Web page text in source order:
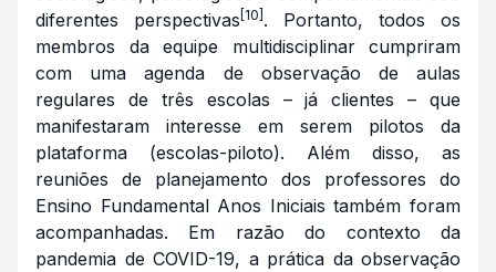
diferentes perspectivas [10] . Portanto, todos os
membros da equipe multidisciplinar cumpriram
com uma agenda de observação de aulas
regulares de três escolas – já clientes – que
manifestaram interesse em serem pilotos da
plataforma (escolas-piloto). Além disso, as
reuniões de planejamento dos professores do
Ensino Fundamental Anos Iniciais também foram
acompanhadas. Em razão do contexto da
pandemia de COVID-19, a prática da observação